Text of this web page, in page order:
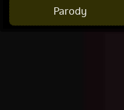
Parody